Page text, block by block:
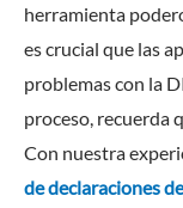
herramienta
es crucial que las
problemas con la
proceso, recuerda
Con nuestra
de declaraciones